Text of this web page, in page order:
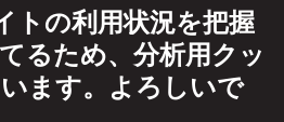
トの利用状況を把握
るため、分析用クッ
ます。よろしいで